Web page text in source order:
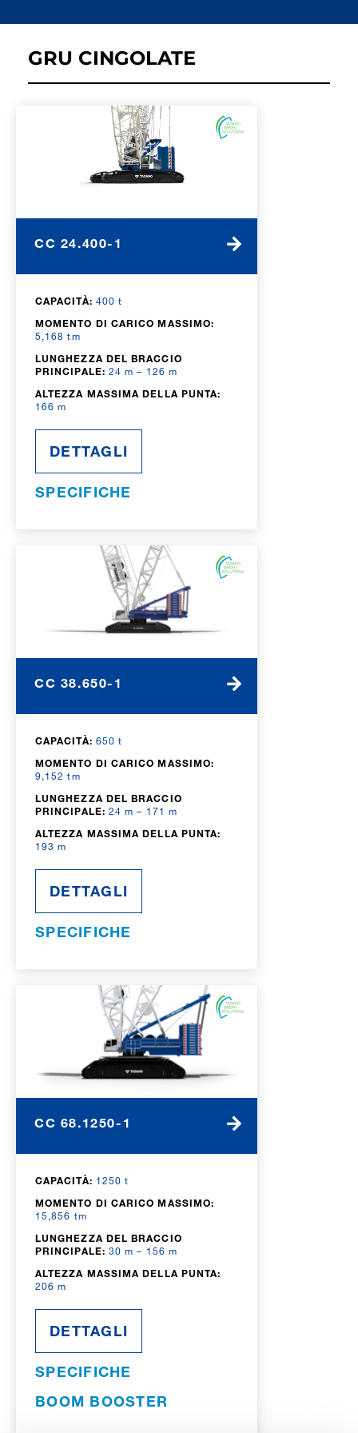
GRU CINGOLATE
CC 24.400-1
CAPACITÀ: 400 t
MOMENTO DI CARICO MASSIMO:
5,168 tm
LUNGHEZZA DEL BRACCIO
PRINCIPALE: 24 m – 126 m
ALTEZZA MASSIMA DELLA PUNTA:
166 m
DETTAGLI
SPECIFICHE
CC 38.650-1
CAPACITÀ: 650 t
MOMENTO DI CARICO MASSIMO:
9,152 tm
LUNGHEZZA DEL BRACCIO
PRINCIPALE: 24 m – 171 m
ALTEZZA MASSIMA DELLA PUNTA:
193 m
DETTAGLI
SPECIFICHE
CC 68.1250-1
CAPACITÀ: 1250 t
MOMENTO DI CARICO MASSIMO:
15,856 tm
LUNGHEZZA DEL BRACCIO
PRINCIPALE: 30 m – 156 m
ALTEZZA MASSIMA DELLA PUNTA:
206 m
DETTAGLI
SPECIFICHE
BOOM BOOSTER